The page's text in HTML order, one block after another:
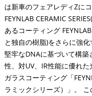
は新車のフェアレディZに
FEYNLAB CERAMIC
あるコーティング
と独自の樹脂)をさらに強
堅牢なDNAに基づいて構
性、対UV、IR性能に優れ
ガラスコーティング「
ラミックシリーズ）」。